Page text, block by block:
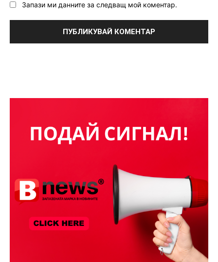
Запази ми данните за следващ мой коментар.